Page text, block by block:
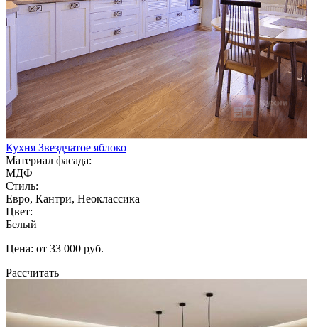
Кухня Звездчатое яблоко
Материал фасада:
МДФ
Стиль:
Евро, Кантри, Неоклассика
Цвет:
Белый
Цена: от 33 000 руб.
Рассчитать